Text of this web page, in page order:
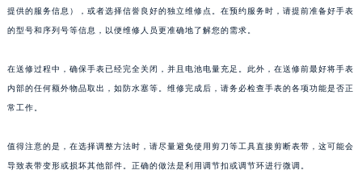
提供的服务信息），或者选择信誉良好的独立维修点。在预约服务时，请提前准备好手表
的型号和序列号等信息，以便维修人员更准确地了解您的需求。
在送修过程中，确保手表已经完全关闭，并且电池电量充足。此外，在送修前最好将手表
内部的任何额外物品取出，如防水塞等。维修完成后，请务必检查手表的各项功能是否正
常工作。
值得注意的是，在选择调整方法时，请尽量避免使用剪刀等工具直接剪断表带，这可能会
导致表带变形或损坏其他部件。正确的做法是利用调节扣或调节环进行微调。